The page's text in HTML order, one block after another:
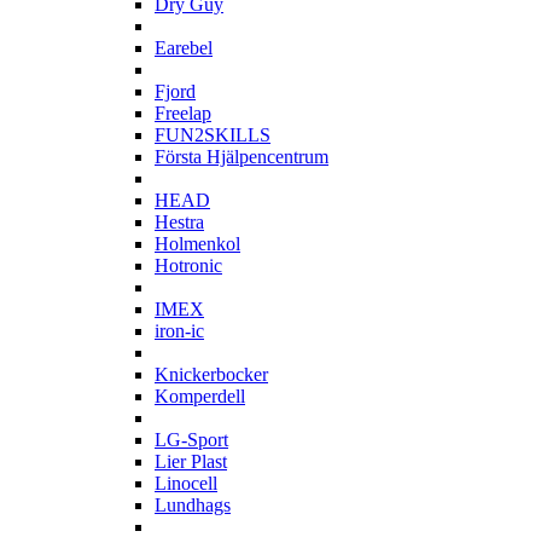
Dry Guy
Earebel
Fjord
Freelap
FUN2SKILLS
Första Hjälpencentrum
HEAD
Hestra
Holmenkol
Hotronic
IMEX
iron-ic
Knickerbocker
Komperdell
LG-Sport
Lier Plast
Linocell
Lundhags